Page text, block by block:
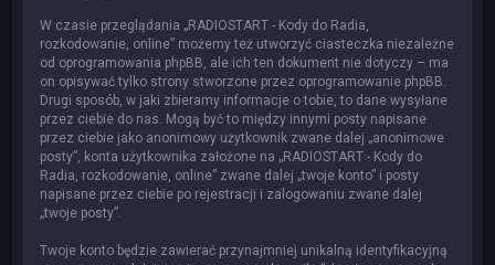
W czasie przeglądania „RADIOSTART - Kody do Radia,
rozkodowanie, online” możemy też utworzyć ciasteczka niezależne
od oprogramowania phpBB, ale ich ten dokument nie dotyczy – ma
on opisywać tylko strony stworzone przez oprogramowanie phpBB.
Drugi sposób, w jaki zbieramy informacje o tobie, to dane wysyłane
przez ciebie do nas. Mogą być to między innymi posty napisane
przez ciebie jako anonimowy użytkownik zwane dalej „anonimowe
posty”, konta użytkownika założone na „RADIOSTART - Kody do
Radia, rozkodowanie, online” zwane dalej „twoje konto” i posty
napisane przez ciebie po rejestracji i zalogowaniu zwane dalej
„twoje posty”.
Twoje konto będzie zawierać przynajmniej unikalną identyfikacyjną